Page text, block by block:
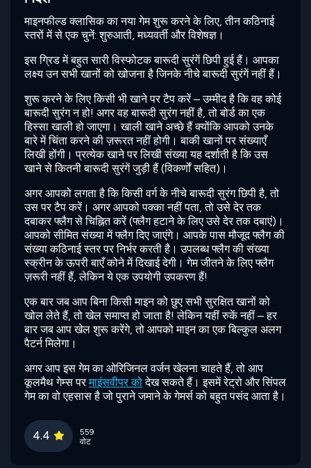
माइनफील्ड क्लासिक का नया गेम शुरू करने के लिए, तीन कठिनाई
स्तरों में से एक चुनें: शुरुआती, मध्यवर्ती और विशेषज्ञ।
इस ग्रिड में बहुत सारी विस्फोटक बारूदी सुरंगें छिपी हुई हैं। आपका
लक्ष्य उन सभी खानों को खोजना है जिनके नीचे बारूदी सुरंगें नहीं हैं।
शुरू करने के लिए किसी भी खाने पर टैप करें – उम्मीद है कि वह कोई
बारूदी सुरंग न हो! अगर वह बारूदी सुरंग नहीं है, तो बोर्ड का एक
हिस्सा खाली हो जाएगा। खाली खाने अच्छे हैं क्योंकि आपको उनके
बारे में चिंता करने की ज़रूरत नहीं होगी। बाकी खानों पर संख्याएँ
लिखी होंगी। प्रत्येक खाने पर लिखी संख्या यह दर्शाती है कि उस
खाने से कितनी बारूदी सुरंगें जुड़ी हैं (विकर्णों सहित)।
अगर आपको लगता है कि किसी वर्ग के नीचे बारूदी सुरंग छिपी है, तो
उस पर टैप करें। अगर आपको पक्का नहीं पता, तो उसे देर तक
दबाकर फ्लैग से चिह्नित करें (फ्लैग हटाने के लिए उसे देर तक दबाएं)।
आपको सीमित संख्या में फ्लैग दिए जाएंगे। आपके पास मौजूद फ्लैग की
संख्या कठिनाई स्तर पर निर्भर करती है। उपलब्ध फ्लैग की संख्या
स्क्रीन के ऊपरी बाएँ कोने में दिखाई देगी। गेम जीतने के लिए फ्लैग
ज़रूरी नहीं हैं, लेकिन ये एक उपयोगी उपकरण हैं!
एक बार जब आप बिना किसी माइन को छुए सभी सुरक्षित खानों को
खोल लेते हैं, तो खेल समाप्त हो जाता है! लेकिन यहीं रुकें नहीं – हर
बार जब आप खेल शुरू करेंगे, तो आपको माइन का एक बिल्कुल अलग
पैटर्न मिलेगा।
अगर आप इस गेम का ओरिजिनल वर्जन खेलना चाहते हैं, तो आप
कूलमैथ गेम्स परमाइंसवीपर कोदेख सकते हैं। इसमें रेट्रो और सिंपल
गेम का वो एहसास है जो पुराने जमाने के गेमर्स को बहुत पसंद आता है।
4.4
559
वोट